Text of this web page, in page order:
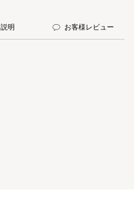
説明 お客様レビュー